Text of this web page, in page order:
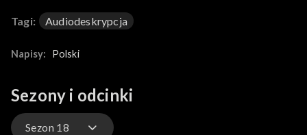
sensacji. Na plebanię wraca pobita Marta. Mateusz jedzie
porozmawiać z Andrzejem. Zastaje go z nożem w plecach.
Tagi: Audiodeskrypcja
Napisy: Polski
Sezony i odcinki
Sezon 18